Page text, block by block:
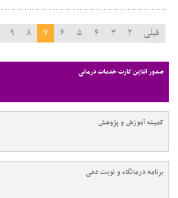
قبلی ۲ ۳ ۴ ۵ ۶ ۷ ۸ ۹
صدور آنلاین کارت خدمات درمانی
کمیته آموزش و پژوهش
برنامه درمانگاه و نوبت دهی